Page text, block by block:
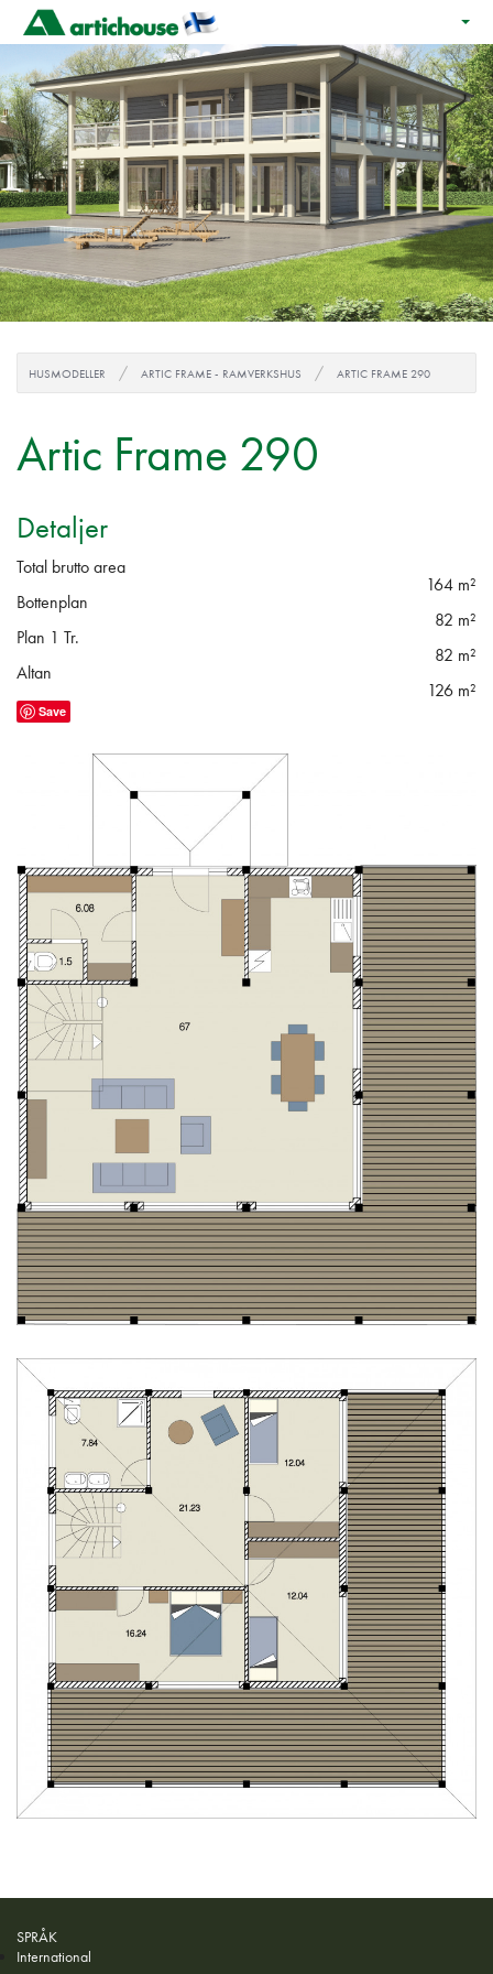
HUSMODELLER ARTIC FRAME - RAMVERKSHUS ARTIC FRAME 290
Artic Frame 290
Detaljer
Total brutto area
164 m²
Bottenplan
82 m²
Plan 1 Tr.
82 m²
Altan
126 m²
Save
SPRÅK
International